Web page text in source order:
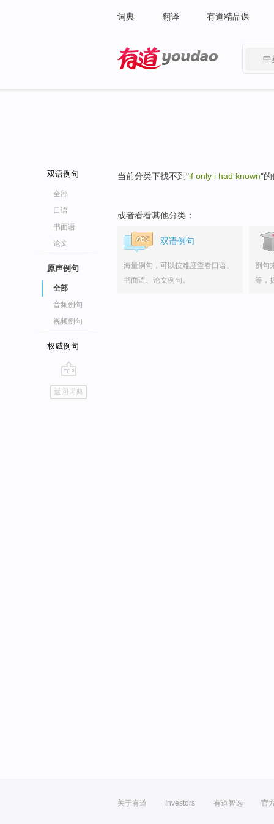
词典 翻译 有道精品课
中
双语例句
全部
口语
书面语
论文
原声例句
全部
音频例句
视频例句
权威例句
go
top
返回词典
当前分类下找不到"if only i had known"的
或者看看其他分类：
双语例句
海量例句，可以按难度查看口语、
书面语、论文例句。
例句
等，
关于有道 Investors 有道智选 官